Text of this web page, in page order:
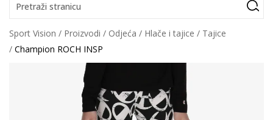
Pretraži stranicu
Sport Vision Proizvodi Odjeća Hlače i tajice
Tajice
Champion ROCH INSP